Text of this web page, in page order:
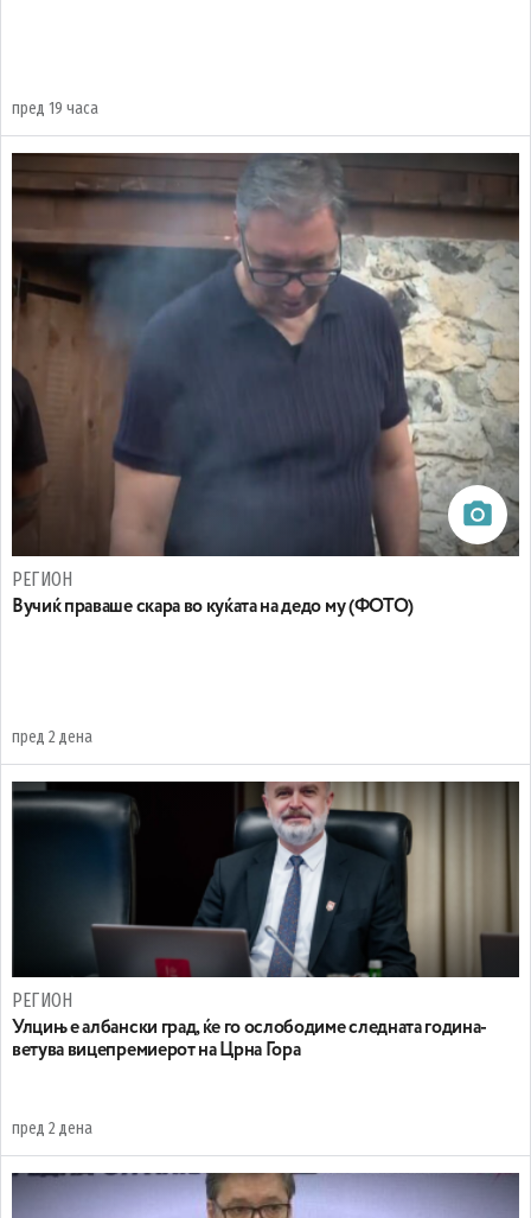
пред 19 часа
РЕГИОН
Вучиќ праваше скара во куќата на дедо му (ФОТО)
пред 2 дена
РЕГИОН
Улцињ е албански град, ќе го ослободиме следната година-
ветува вицепремиерот на Црна Гора
пред 2 дена